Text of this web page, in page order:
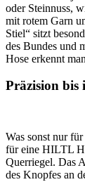
oder Steinnuss,
mit rotem Garn
Stiel“ sitzt
des Bundes und
Hose erkennt
Präzision bis
Was sonst nur
für eine HILTL
Querriegel. Das
des Knopfes an